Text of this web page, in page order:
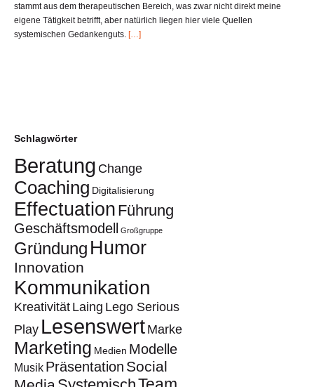
stammt aus dem therapeutischen Bereich, was zwar nicht direkt meine
eigene Tätigkeit betrifft, aber natürlich liegen hier viele Quellen
systemischen Gedankenguts. […]
Schlagwörter
Beratung Change
Coaching Digitalisierung
Effectuation Führung
Geschäftsmodell Großgruppe
Gründung Humor
Innovation
Kommunikation
KreativitätLaing Lego Serious
Play LesenswertMarke
Marketing Medien Modelle
Musik Präsentation Social